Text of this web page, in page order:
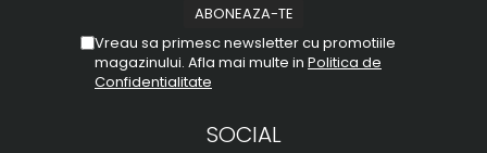
Vreau sa primesc newsletter cu promotiile
magazinului. Afla mai multe in Politica de
Confidentialitate
SOCIAL